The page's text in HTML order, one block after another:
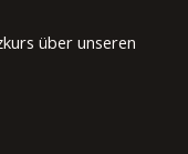
über unseren